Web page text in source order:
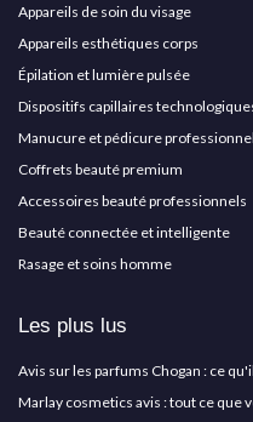
Appareils de soin du visage
Appareils esthétiques corps
Épilation et lumière pulsée
Dispositifs capillaires
Manucure et pédicure
Coffrets beauté premium
Accessoires beauté professionnels
Beauté connectée et intelligente
Rasage et soins homme
Les plus lus
Avis sur les parfums Chogan : ce
Marlay cosmetics avis : tout ce que